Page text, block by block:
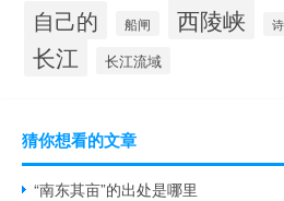
自己的 船闸 西陵峡
长江 长江流域
猜你想看的文章
“南东其亩”的出处是哪里